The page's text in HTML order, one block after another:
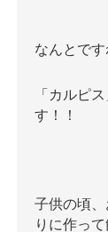
なんとです
「カルピ
す！！
子供の頃
りに作っ